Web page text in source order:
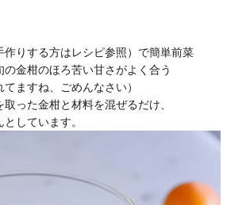
作りする⽅はレシピ参照）で簡単前菜
の⾦柑のほろ苦い⽢さがよく合う
てますね、ごめんなさい）
った⾦柑と材料を混ぜるだけ、
しています。